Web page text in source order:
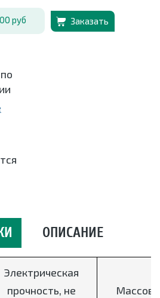
руб Заказать
ОПИСАНИЕ
Электрическая
прочность, не